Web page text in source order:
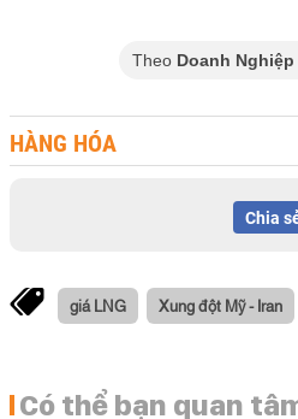
Theo Doanh
HÀNG HÓA
Chia
giá LNG Xung đột Mỹ - Iran
Có thể bạn quan